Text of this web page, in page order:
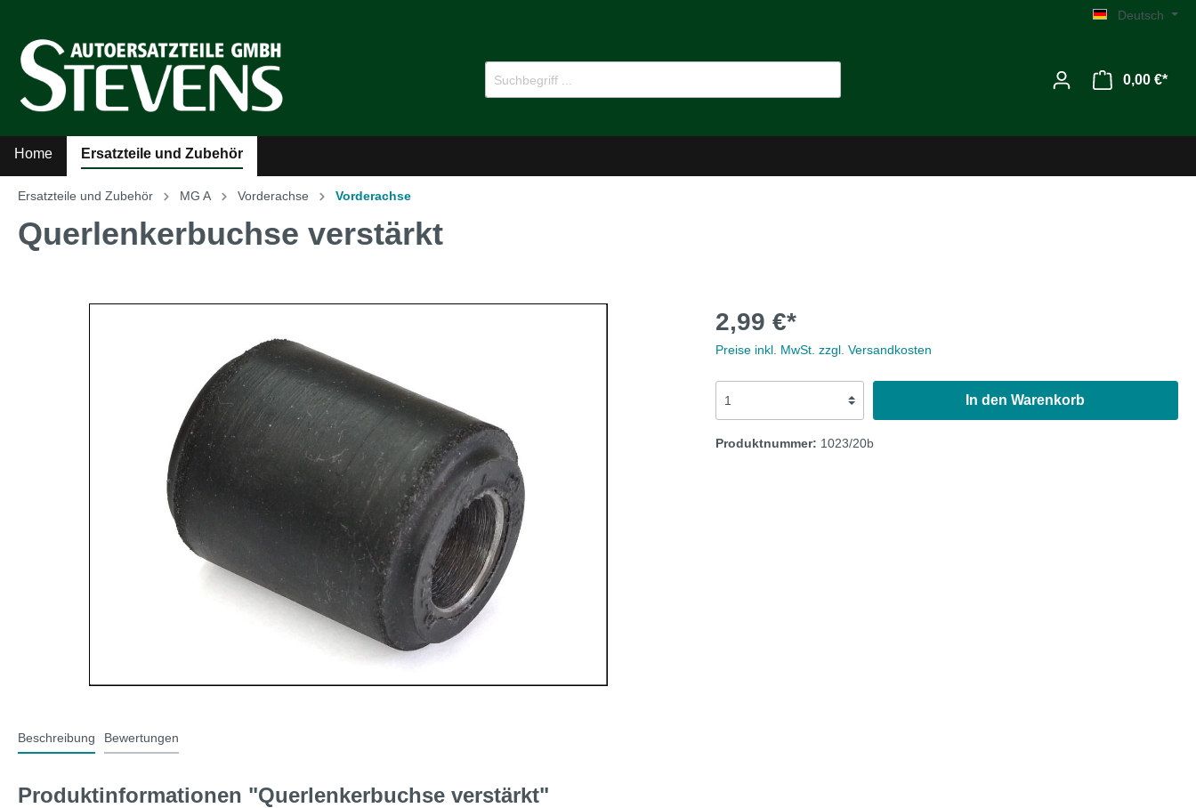
Deutsch
0,00 €*
Home Ersatzteile und Zubehör
Ersatzteile
MG A
Vorderachse
MG C
T-Typ und MG F Midget & Sprite
Mini Rover TR etc
Ersatzteile und Zubehör MG A Vorderachse Vorderachse
Querlenkerbuchse verstärkt
2,99 €*
Preise inkl. MwSt. zzgl. Versandkosten
In den Warenkorb
Produktnummer: 1023/20b
Beschreibung Bewertungen
Produktinformationen "Querlenkerbuchse verstärkt"